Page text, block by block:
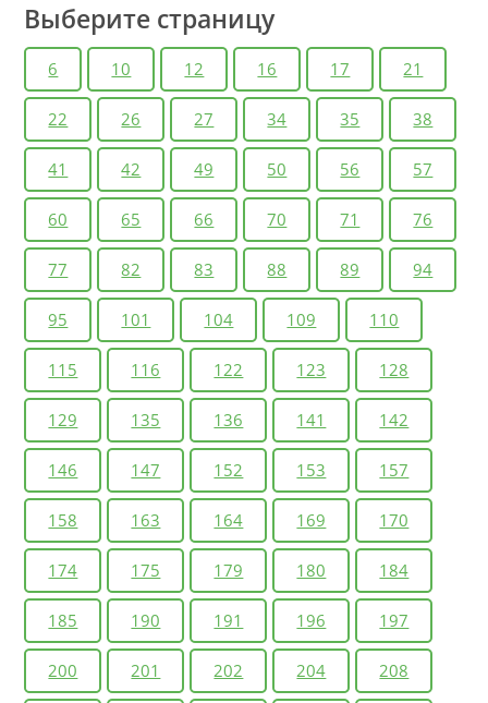
5. Какие существуют типы воспроизводства?
6. Сколько демографических кризисов пережила
Россия в XX-XXI вв?
1. Дайте определение понятию “естественная убыль
населения”.
2. Чем отличаются типы воспроизводства населения?
3. Почему в северных районах страны особенно
велика убыль населения?
4. С чем связан последний демографический кризис в
России?
5. В чем сложности преодоления демографического
кризиса?
1. Естественный прирост, рождаемость и смертность
могут измеряться как в абсолютных показателях, то
есть в количестве человек так и в промилле. Во
втором случае показатели рассчитываются на тысячу
жителей страны или какого-либо региона. Составьте
формулы, позволяющие связать абсолютные
показатели из расчета на тысячу жителей.
Определите названные показатели для нескольких
субъектов Федерации.
2. Проанализируйте график на рисунке 20.
Выберите страницу
6 10 12 16 17 21
22 26 27 34 35 38
41 42 49 50 56 57
60 65 66 70 71 76
77 82 83 88 89 94
95 101 104 109 110
115 116 122 123 128
129 135 136 141 142
146 147 152 153 157
158 163 164 169 170
174 175 179 180 184
185 190 191 196 197
200 201 202 204 208